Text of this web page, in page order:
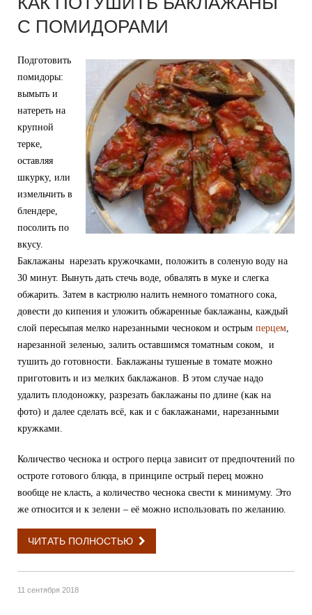
С ПОМИДОРАМИ
Подготовить
помидоры:
вымыть и
натереть на
крупной
терке,
оставляя
шкурку, или
измельчить в
блендере,
посолить по
вкусу.
Баклажаны нарезать кружочками, положить в соленую воду на
30 минут. Вынуть дать стечь воде, обвалять в муке и слегка
обжарить. Затем в кастрюлю налить немного томатного сока,
довести до кипения и уложить обжаренные баклажаны, каждый
слой пересыпая мелко нарезанными чесноком и острым перцем
нарезанной зеленью, залить оставшимся томатным соком, и
тушить до готовности. Баклажаны тушеные в томате можно
приготовить и из мелких баклажанов. В этом случае надо
удалить плодоножку, разрезать баклажаны по длине (как на
фото) и далее сделать всё, как и с баклажанами, нарезанными
кружками.
Количество чеснока и острого перца зависит от предпочтений по
остроте готового блюда, в принципе острый перец можно
вообще не класть, а количество чеснока свести к минимуму. Это
же относится и к зелени – её можно использовать по желанию.
ЧИТАТЬ ПОЛНОСТЬЮ
11 сентября 2018